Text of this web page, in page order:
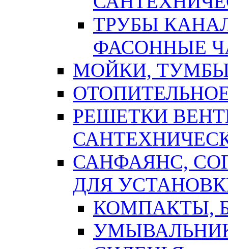
ТРУБЫ
ФАСОННЫЕ
МОЙКИ,
РЕШЕТКИ
САНФАЯНС,
ДЛЯ
КОМПАКТЫ,